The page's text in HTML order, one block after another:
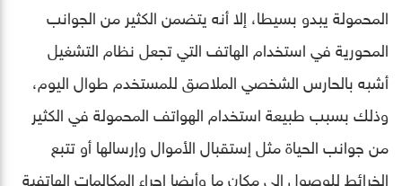
المحمولة يبدو بسيطا، إلا أنه يتضمن الكثير من الجوانب
المحورية في استخدام الهاتف التي تجعل نظام التشغيل
أشبه بالحارس الشخصي الملاصق للمستخدم طوال اليوم،
وذلك بسبب طبيعة استخدام الهواتف المحمولة في الكثير
من جوانب الحياة مثل إستقبال الأموال وإرسالها أو تتبع
الخرائط للوصول إلى مكان ما وأيضا إجراء المكالمات الهاتفية